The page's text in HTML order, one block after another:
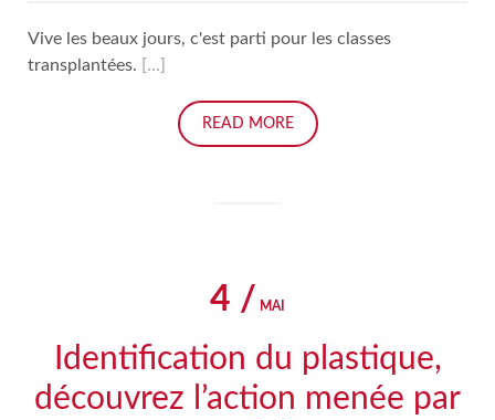
Vive les beaux jours, c'est parti pour les classes
transplantées.
[…]
READ MORE
4 / MAI
Identification du plastique,
découvrez l’action menée par